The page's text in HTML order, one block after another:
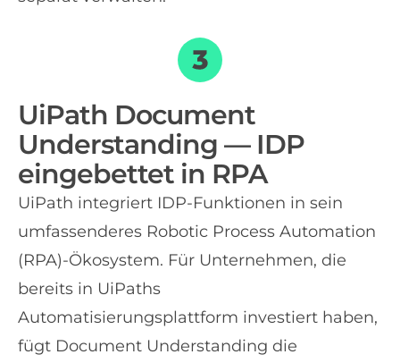
UiPath Document
Understanding — IDP
eingebettet in RPA
UiPath integriert IDP-Funktionen in sein
umfassenderes Robotic Process Automation
(RPA)-Ökosystem. Für Unternehmen, die
bereits in UiPaths
Automatisierungsplattform investiert haben,
fügt Document Understanding die